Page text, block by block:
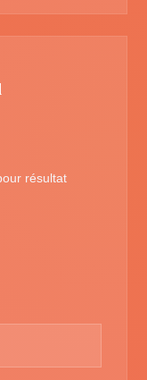
résultat